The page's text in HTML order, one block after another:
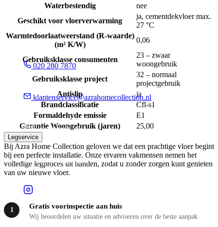
Contact
020 280 7870
klantenservice@azrahomecollection.nl
Sierenborch 10
1043 BA Amsterdam
Waterbestendig
nee
Geschikt voor vloerverwarming
ja, cementdekvloer max.
27 °C
Warmtedoorlaatweerstand (R-waarde)
(m² K/W)
0,06
Gebruiksklasse consumenten
23 – zwaar
woongebruik
Gebruiksklasse project
32 – normaal
projectgebruik
Antislip
ja
Brandclassificatie
Cfl-s1
Formaldehyde emissie
E1
Garantie Woongebruik (jaren)
25,00
Legservice
Bij Azra Home Collection geloven we dat een prachtige vloer begint
bij een perfecte installatie. Onze ervaren vakmensen nemen het
volledige legproces uit handen, zodat u zonder zorgen kunt genieten
van uw nieuwe vloer.
1 Gratis voorinspectie aan huis
Wij beoordelen uw situatie en adviseren over de beste aanpak